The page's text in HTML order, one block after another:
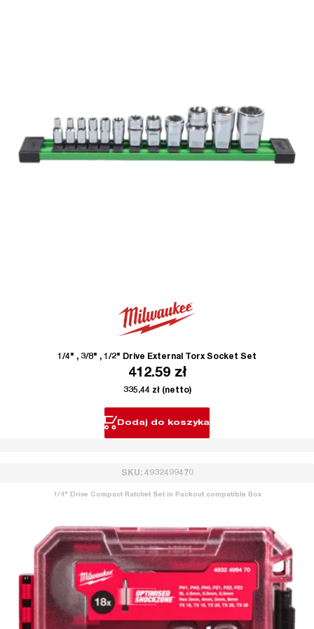
1/4" , 3/8" , 1/2" Drive External Torx Socket Set
412.59 zł
335.44 zł(netto)
Dodaj do koszyka
SKU: 4932499470
1/4" Drive Compact Ratchet Set in Packout compatible Box